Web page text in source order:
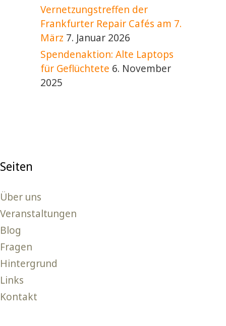
Vernetzungstreffen der
Frankfurter Repair Cafés am 7.
März 7. Januar 2026
Spendenaktion: Alte Laptops
für Geflüchtete 6. November
2025
Seiten
Über uns
Veranstaltungen
Blog
Fragen
Hintergrund
Links
Kontakt